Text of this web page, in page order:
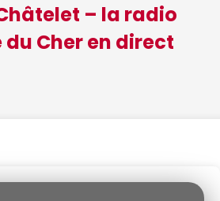
– la radio
Cher en direct